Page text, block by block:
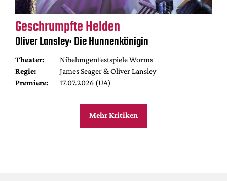
Geschrumpfte Helden
Oliver Lansley: Die Hunnenkönigin
Theater:
Nibelungenfestspiele Worms
Regie:
James Seager & Oliver Lansley
Premiere:
17.07.2026 (UA)
Mehr Kritiken